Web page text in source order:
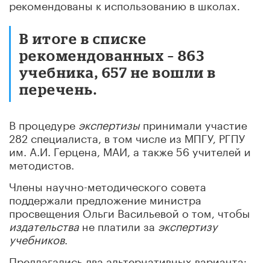
рекомендованы к использованию в школах.
В итоге в списке
рекомендованных – 863
учебника, 657 не вошли в
перечень.
В процедуре экспертизыпринимали участие
282 специалиста, в том числе из МПГУ, РГПУ
им. А.И. Герцена, МАИ, а также 56 учителей и
методистов.
Члены научно-методического совета
поддержали предложение министра
просвещения Ольги Васильевой о том, чтобы
издательства не платили за экспертизу
учебников.